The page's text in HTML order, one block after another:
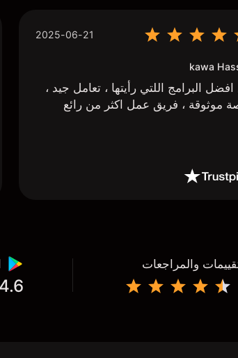
2025-06-21
kawa
البرامج اللتي رأيتها ، تعامل جيد ،
موثوقة ، فريق عمل اكثر من رائع
والمراجعات
4.6